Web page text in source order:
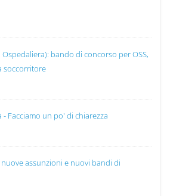
Ospedaliera): bando di concorso per OSS,
soccorritore
- Facciamo un po' di chiarezza
assunzioni e nuovi bandi di